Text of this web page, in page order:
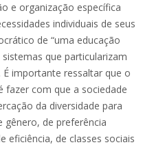
e organização específica
individuais de seus
de “uma educação
que particularizam
importante ressaltar que o
fazer com que a sociedade
da diversidade para
gênero, de preferência
eficiência, de classes sociais